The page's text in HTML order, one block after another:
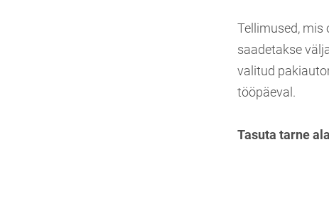
Tellimused, mis
saadetakse
valitud
tööpäeval.
Tasuta tarne